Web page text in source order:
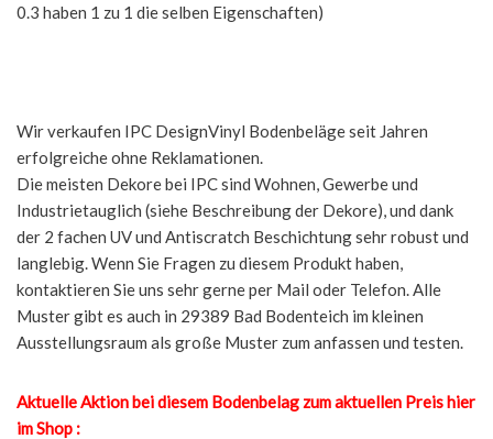
0.3 haben 1 zu 1 die selben Eigenschaften)
Wir verkaufen IPC DesignVinyl Bodenbeläge seit Jahren
erfolgreiche ohne Reklamationen.
Die meisten Dekore bei IPC sind Wohnen, Gewerbe und
Industrietauglich (siehe Beschreibung der Dekore), und dank
der 2 fachen UV und Antiscratch Beschichtung sehr robust und
langlebig. Wenn Sie Fragen zu diesem Produkt haben,
kontaktieren Sie uns sehr gerne per Mail oder Telefon. Alle
Muster gibt es auch in 29389 Bad Bodenteich im kleinen
Ausstellungsraum als große Muster zum anfassen und testen.
Aktuelle Aktion bei diesem Bodenbelag zum aktuellen Preis hier
im Shop :